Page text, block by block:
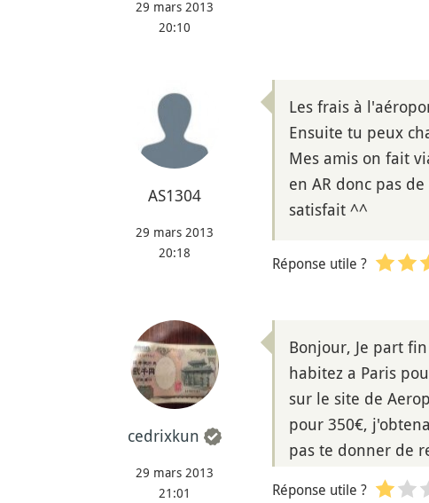
29 mars 2013
20:10
AS1304
29 mars 2013
20:18
Les frais à
Ensuite tu peux
Mes amis on fait
en AR donc pas
satisfait ^^
Réponse utile ?
cedrixkun
29 mars 2013
21:01
Bonjour, Je part
habitez a Paris
sur le site de
pour 350€,
pas te donner de
Réponse utile ?